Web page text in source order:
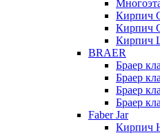
Кирпич
Кирпич
Кирпич
BRAER
Браер
Браер
Браер
Браер
Faber Jar
Кирпич